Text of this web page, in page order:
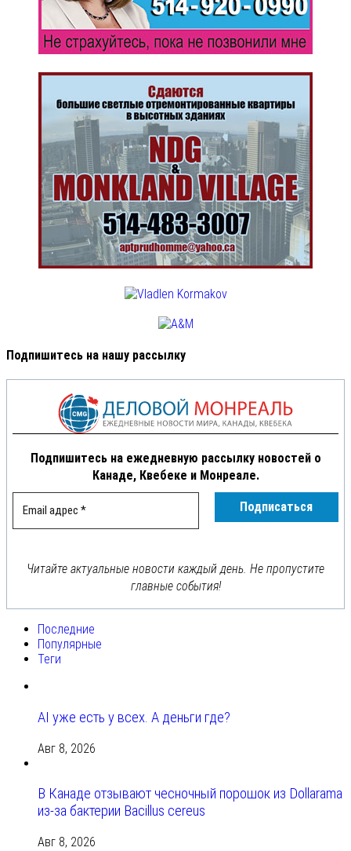
Подпишитесь на нашу рассылку
Подпишитесь на ежедневную рассылку новостей о
Канаде, Квебеке и Монреале.
Читайте актуальные новости каждый день. Не пропустите
главные события!
Последние
Популярные
Теги
AI уже есть у всех. А деньги где?
Авг 8, 2026
В Канаде отзывают чесночный порошок из Dollarama
из-за бактерии Bacillus cereus
Авг 8, 2026